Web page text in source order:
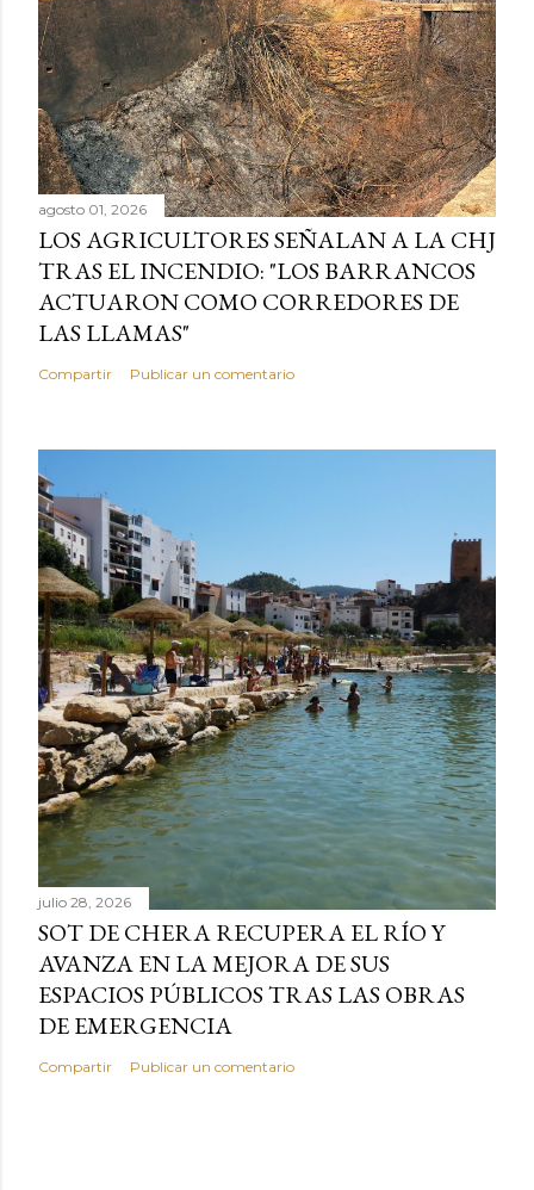
agosto 01, 2026
LOS AGRICULTORES SEÑALAN A LA CHJ
TRAS EL INCENDIO: "LOS BARRANCOS
ACTUARON COMO CORREDORES DE
LAS LLAMAS"
Compartir Publicar un comentario
julio 28, 2026
SOT DE CHERA RECUPERA EL RÍO Y
AVANZA EN LA MEJORA DE SUS
ESPACIOS PÚBLICOS TRAS LAS OBRAS
DE EMERGENCIA
Compartir Publicar un comentario